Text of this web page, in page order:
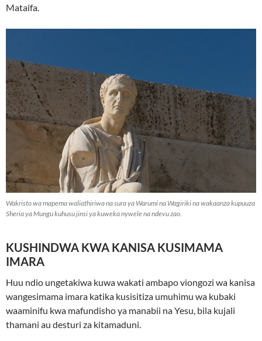
Mataifa.
Wakristo wa mapema waliathiriwa na sura ya Warumi na Wagiriki na wakaanza kupuuza
Sheria ya Mungu kuhusu jinsi ya kuweka nywele na ndevu zao.
KUSHINDWA KWA KANISA KUSIMAMA
IMARA
Huu ndio ungetakiwa kuwa wakati ambapo viongozi wa kanisa
wangesimama imara katika kusisitiza umuhimu wa kubaki
waaminifu kwa mafundisho ya manabii na Yesu, bila kujali
thamani au desturi za kitamaduni.